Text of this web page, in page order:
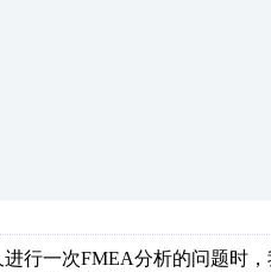
行一次FMEA分析的问题时